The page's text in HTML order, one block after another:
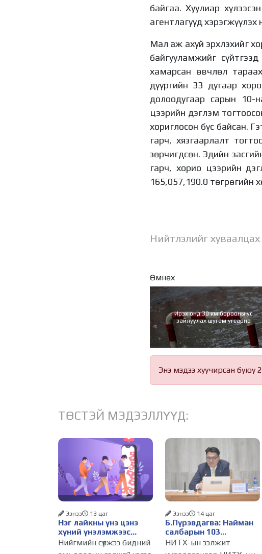
байгаа. Хуулиар
агентлагууд хэрэгжүүлэх
Мал аж ахуй эрхлэхийг
байгууламжийг
хамарсан өвчлөл
дүүргийн 33 дугаар
долоодугаар сарын 10-
цээрийн дэглэм
хориглосон бүс байсан.
гарч, хязгаарлалт
зөрчигдсөн. Эдийн
гарч, хорио цээрийн
165,057,190.0 төгрөгийн
Нийтлэлийг хуваалцах
Өмнөх
Ирэх онд 30 км борооны ус
зайлуулах шугам угсарна
Энэ мэдээ хуучирсан
ТӨСТЭЙ МЭДЭЭЛЛҮҮД:
Нэг лайкны үнэ цэнэ
хүний үнэлэмжээс
давах болсон уу?
Ээнээ 13 цаг
Нийгмийн сүлжээ бидний
Б.Пүрэвдагва: Найман
салбарын 103
үйлчилгээний
бүртгэлийг цуцалснаар
Ээнээ 14 цаг
НИТХ-ын ээлжит